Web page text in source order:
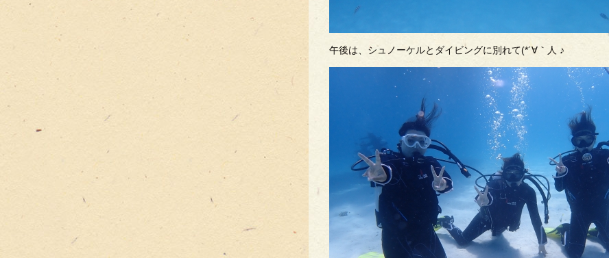
午後は、シュノーケルとダイビングに別れて(*´∀｀人 ♪